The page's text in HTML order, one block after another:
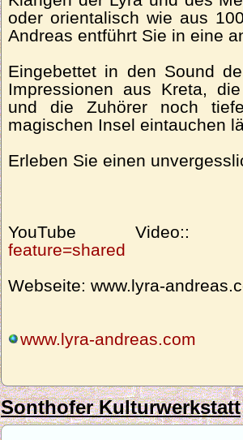
oder orientalisch wie aus
Andreas entführt Sie in eine
Eingebettet in den Sound
Impressionen aus Kreta,
und die Zuhörer noch
magischen Insel eintauchen
Erleben Sie einen
YouTube
feature=shared
Webseite: www.lyra-
www.lyra-andreas.com
Sonthofer Kulturwerkstatt